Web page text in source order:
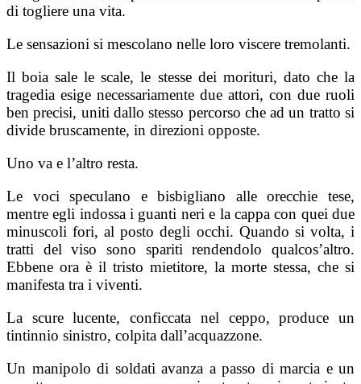
di togliere una vita.
Le sensazioni si mescolano nelle loro viscere tremolanti.
Il boia sale le scale, le stesse dei morituri, dato che la
tragedia esige necessariamente due attori, con due ruoli
ben precisi, uniti dallo stesso percorso che ad un tratto si
divide bruscamente, in direzioni opposte.
Uno va e l’altro resta.
Le voci speculano e bisbigliano alle orecchie tese,
mentre egli indossa i guanti neri e la cappa con quei due
minuscoli fori, al posto degli occhi. Quando si volta, i
tratti del viso sono spariti rendendolo qualcos’altro.
Ebbene ora è il tristo mietitore, la morte stessa, che si
manifesta tra i viventi.
La scure lucente, conficcata nel ceppo, produce un
tintinnio sinistro, colpita dall’acquazzone.
Un manipolo di soldati avanza a passo di marcia e un